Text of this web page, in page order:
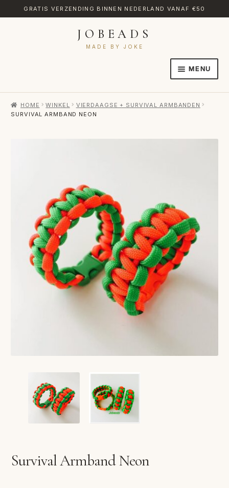
GRATIS VERZENDING BINNEN NEDERLAND VANAF €50
JOBEADS
MADE BY JOKE
MENU
AFREKENEN
RETOURNEREN
TRANSLATE
VERLANGLIJST
VERZENDKOSTEN
VOLG BESTELLING
HOME WINKEL
VIERDAAGSE + SURVIVAL ARMBANDEN
SURVIVAL ARMBAND NEON
Survival Armband Neon